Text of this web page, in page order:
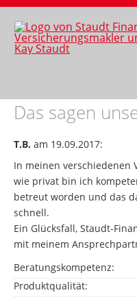
Das sagen
T.B. am 19.09.2017:
In meinen verschiedenen
wie privat bin ich
betreut worden und das
schnell.
Ein Glücksfall, Staudt-
mit meinem
Beratungskompetenz:
Produktqualität: